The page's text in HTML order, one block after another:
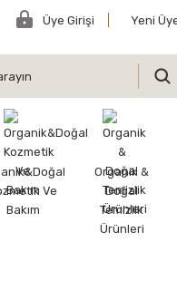
Üye Girişi Yeni
Ve
Bakım
Organik &
Doğal
Temizlik
Ürünleri